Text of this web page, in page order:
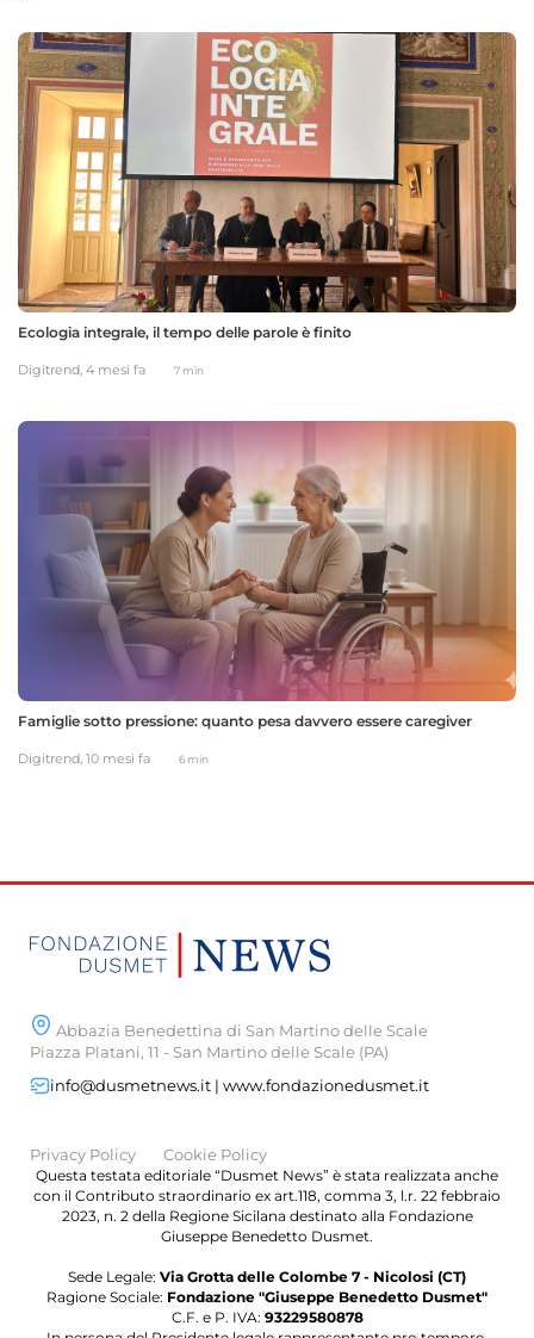
Ecologia integrale, il tempo delle parole è finito
Digitrend, 4 mesi fa 7 min
Famiglie sotto pressione: quanto pesa davvero essere caregiver
Digitrend, 10 mesi fa 6 min
Abbazia Benedettina di San Martino delle Scale
Piazza Platani, 11 - San Martino delle Scale (PA)
info@dusmetnews.it | www.fondazionedusmet.it
Privacy Policy Cookie Policy
Questa testata editoriale “Dusmet News” è stata realizzata anche
con il Contributo straordinario ex art.118, comma 3, l.r. 22 febbraio
2023, n. 2 della Regione Sicilana destinato alla Fondazione
Giuseppe Benedetto Dusmet.
Sede Legale: Via Grotta delle Colombe 7 - Nicolosi (CT)
Ragione Sociale: Fondazione "Giuseppe Benedetto Dusmet"
C.F. e P. IVA: 93229580878